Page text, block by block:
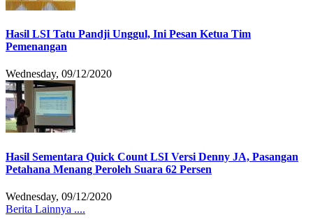
Hasil LSI Tatu Pandji Unggul, Ini Pesan Ketua Tim
Pemenangan
Wednesday, 09/12/2020
Hasil Sementara Quick Count LSI Versi Denny JA, Pasangan
Petahana Menang Peroleh Suara 62 Persen
Wednesday, 09/12/2020
Berita Lainnya ....